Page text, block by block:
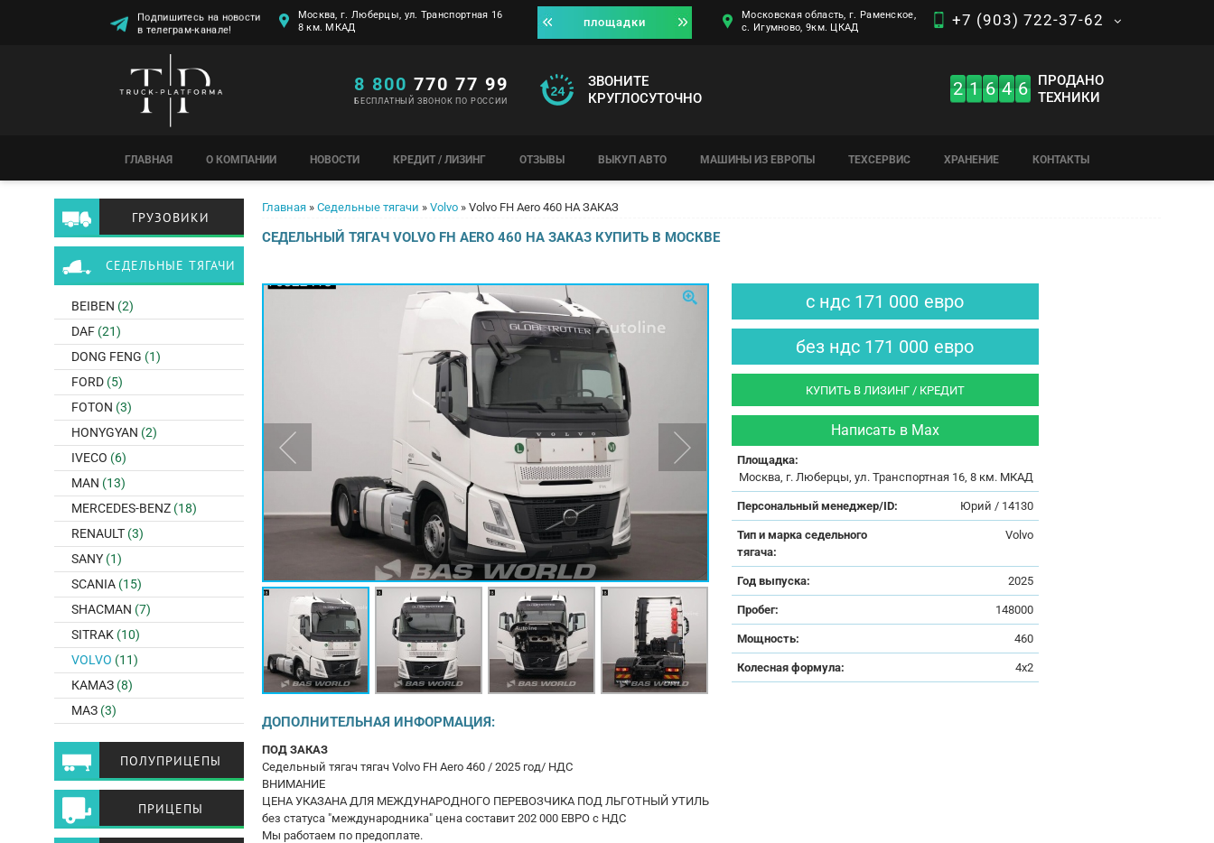
Подпишитесь на новости
в телеграм-канале!
Москва, г. Люберцы, ул. Транспортная 16
8 км. МКАД
площадки
Московская область, г. Раменское,
с. Игумново, 9км. ЦКАД
+7 (903) 722-37-62
8 800 770 77 99
БЕСПЛАТНЫЙ ЗВОНОК ПО РОССИИ
ЗВОНИТЕ
КРУГЛОСУТОЧНО
2 1 6 4 6
ПРОДАНО
ТЕХНИКИ
ГЛАВНАЯ О КОМПАНИИ НОВОСТИ КРЕДИТ / ЛИЗИНГ ОТЗЫВЫ ВЫКУП АВТО МАШИНЫ ИЗ ЕВРОПЫ ТЕХСЕРВИС ХРАНЕНИЕ КОНТАКТЫ
Вы здесь
Главная » Седельные тягачи » Volvo » Volvo FH Aero 460 HА ЗАКАЗ
СЕДЕЛЬНЫЙ ТЯГАЧ VOLVO FH AERO 460 HА ЗАКАЗ КУПИТЬ В МОСКВЕ
с ндс 171 000 евро
без ндс 171 000 евро
КУПИТЬ В ЛИЗИНГ / КРЕДИТ
Написать в Max
Площадка:
Москва, г. Люберцы, ул. Транспортная 16, 8 км. МКАД
Персональный менеджер/ID: Юрий / 14130
Тип и марка седельного
тягача:
Volvo
Год выпуска: 2025
Пробег: 148000
Мощность: 460
Колесная формула: 4x2
ДОПОЛНИТЕЛЬНАЯ ИНФОРМАЦИЯ:
ПОД ЗAКAЗ
Седельный тягач тягач Volvo FH Aero 460 / 2025 год/ НДС
ВНИМАНИЕ
ЦЕНА УКАЗАНА ДЛЯ МЕЖДУНАРОДНОГО ПЕРЕВОЗЧИКА ПОД ЛЬГОТНЫЙ УТИЛЬ
без статуса "международника" цена составит 202 000 ЕВРО с НДС
Mы работаeм по пpедoплате.
ГРУЗОВИКИ
СЕДЕЛЬНЫЕ ТЯГАЧИ
BEIBEN (2)
DAF (21)
DONG FENG (1)
FORD (5)
FOTON (3)
HONYGYAN (2)
IVECO (6)
MAN (13)
MERCEDES-BENZ (18)
RENAULT (3)
SANY (1)
SCANIA (15)
SHACMAN (7)
SITRAK (10)
VOLVO (11)
КАМАЗ (8)
МАЗ (3)
ПОЛУПРИЦЕПЫ
ПРИЦЕПЫ